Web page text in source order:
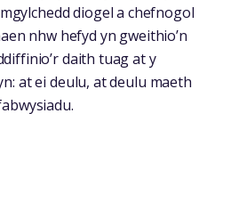
diogel a chefnogol
nhw hefyd yn gweithio’n
daith tuag at y
at ei deulu, at deulu maeth